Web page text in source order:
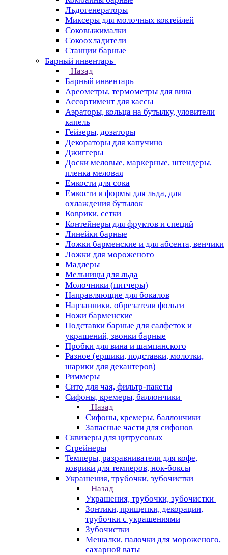
Льдогенераторы
Миксеры для молочных коктейлей
Соковыжималки
Сокоохладители
Станции барные
Барный инвентарь
Назад
Барный инвентарь
Ареометры, термометры для вина
Ассортимент для кассы
Аэраторы, кольца на бутылку, уловители
капель
Гейзеры, дозаторы
Декораторы для капучино
Джиггеры
Доски меловые, маркерные, штендеры,
пленка меловая
Емкости для сока
Емкости и формы для льда, для
охлаждения бутылок
Коврики, сетки
Контейнеры для фруктов и специй
Линейки барные
Ложки барменские и для абсента, венчики
Ложки для мороженого
Мадлеры
Мельницы для льда
Молочники (питчеры)
Направляющие для бокалов
Нарзанники, обрезатели фольги
Ножи барменские
Подставки барные для салфеток и
украшений, звонки барные
Пробки для вина и шампанского
Разное (ершики, подставки, молотки,
шарики для декантеров)
Риммеры
Сито для чая, фильтр-пакеты
Сифоны, кремеры, баллончики
Назад
Сифоны, кремеры, баллончики
Запасные части для сифонов
Сквизеры для цитрусовых
Стрейнеры
Темперы, разравниватели для кофе,
коврики для темперов, нок-боксы
Украшения, трубочки, зубочистки
Назад
Украшения, трубочки, зубочистки
Зонтики, прищепки, декорации,
трубочки с украшениями
Зубочистки
Мешалки, палочки для мороженого,
сахарной ваты